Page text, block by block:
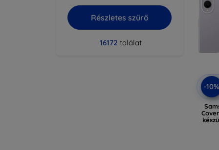
Részletes szűrő
16172 találat
-10%